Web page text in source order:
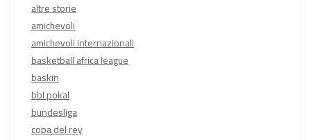
altre storie
amichevoli
amichevoli internazionali
basketball africa league
baskin
bbl pokal
bundesliga
copa del rey